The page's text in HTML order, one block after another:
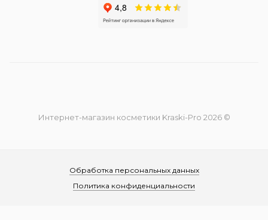
Интернет-магазин косметики Kraski-Pro 2026 ©
Обработка персональных данных
Политика конфиденциальности